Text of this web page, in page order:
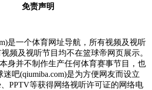
免责声明
是一个体育网址导航，所有视频及视听
频及视听节目均不在篮球帝网页展示。
身并不制作生产任何体育赛事节目，也
吧(qiumiba.com)是为方便网友而设立
PPTV等获得网络视听许可证的网络电